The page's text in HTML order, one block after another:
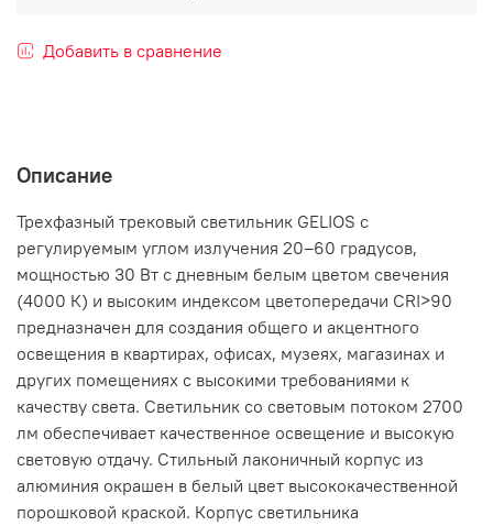
Добавить в сравнение
Описание
Трехфазный трековый светильник GELIOS с
регулируемым углом излучения 20–60 градусов,
мощностью 30 Вт с дневным белым цветом свечения
(4000 К) и высоким индексом цветопередачи CRI>90
предназначен для создания общего и акцентного
освещения в квартирах, офисах, музеях, магазинах и
других помещениях с высокими требованиями к
качеству света. Светильник со световым потоком 2700
лм обеспечивает качественное освещение и высокую
световую отдачу. Стильный лаконичный корпус из
алюминия окрашен в белый цвет высококачественной
порошковой краской. Корпус светильника